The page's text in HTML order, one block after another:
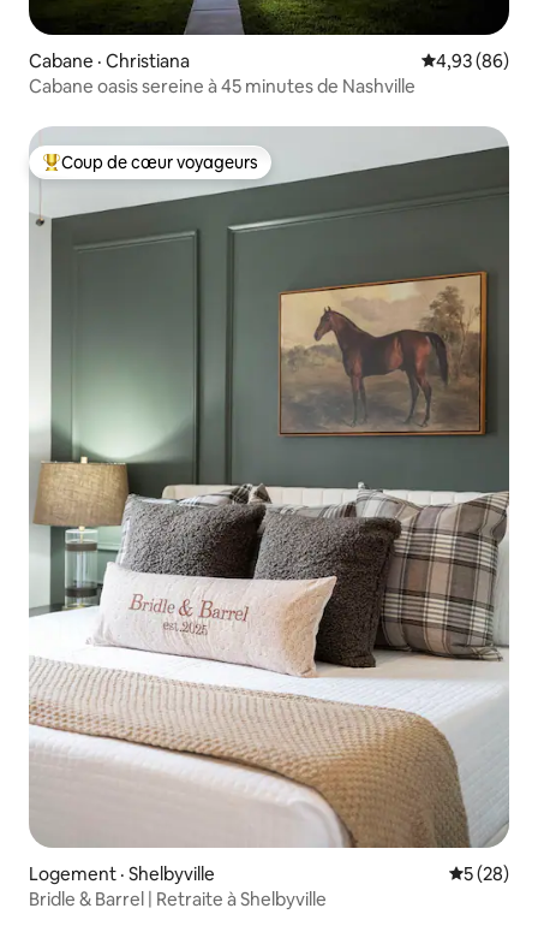
Cabane · Christiana Note
4,93 (86)
Cabane oasis sereine à 45 minutes de Nashville
Coup de cœur voyageurs parmi les plus aimés
Coup de cœur voyageurs
Logement · Shelbyville Note
5 (28)
Bridle & Barrel | Retraite à Shelbyville